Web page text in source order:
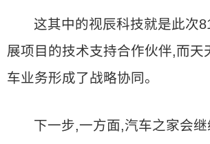
这其中的视辰科技就是此次
展项目的技术支持合作伙伴,而天
车业务形成了战略协同。
下一步,一方面,汽车之家会